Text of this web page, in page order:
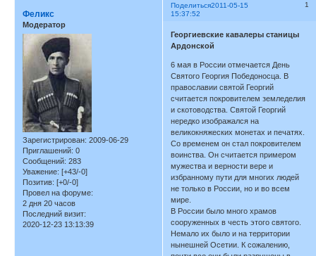
Поделиться 1
2011-05-15
15:37:52
Феликс
Модератор
Зарегистрирован: 2009-06-29
Приглашений: 0
Сообщений: 283
Уважение: [+43/-0]
Позитив: [+0/-0]
Провел на форуме:
2 дня 20 часов
Последний визит:
2020-12-23 13:13:39
Георгиевские кавалеры станицы
Ардонской
6 мая в России отмечается День
Святого Георгия Победоносца. В
православии святой Георгий
считается покровителем земледелия
и скотоводства. Святой Георгий
нередко изображался на
великокняжеских монетах и печатях.
Со временем он стал покровителем
воинства. Он считается примером
мужества и верности вере и
избранному пути для многих людей
не только в России, но и во всем
мире.
В России было много храмов
сооруженных в честь этого святого.
Немало их было и на территории
нынешней Осетии. К сожалению,